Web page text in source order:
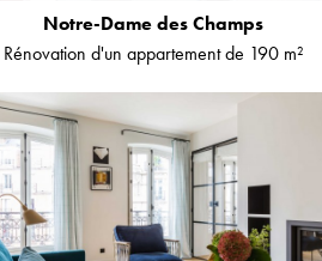
Notre-Dame des Champs
Rénovation d'un appartement de 190 m²